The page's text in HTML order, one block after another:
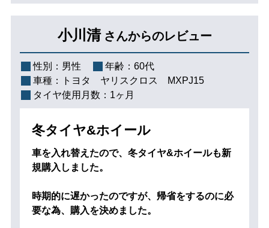
小川清 さんからのレビュー
性別： 男性 年齢： 60代
車種：
トヨタ ヤリスクロス MXPJ15
タイヤ使用月数： 1ヶ月
冬タイヤ&ホイール
車を入れ替えたので、冬タイヤ&ホイールも新
規購入しました。
時期的に遅かったのですが、帰省をするのに必
要な為、購入を決めました。